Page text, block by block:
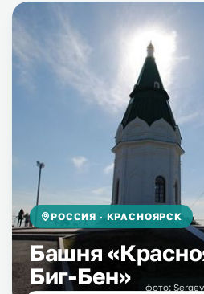
РОССИЯ · КРАСНОЯРСК
Башня
Биг-Бен»
фото: Sergey